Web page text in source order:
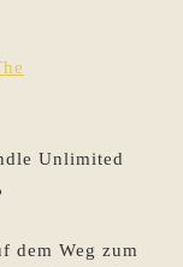
Unlimited
dem Weg zum